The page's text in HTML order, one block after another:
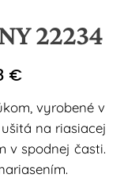
22234
€Price
14.76 €
through
21.18 €
vyrobené v
na riasiacej
v spodnej časti.